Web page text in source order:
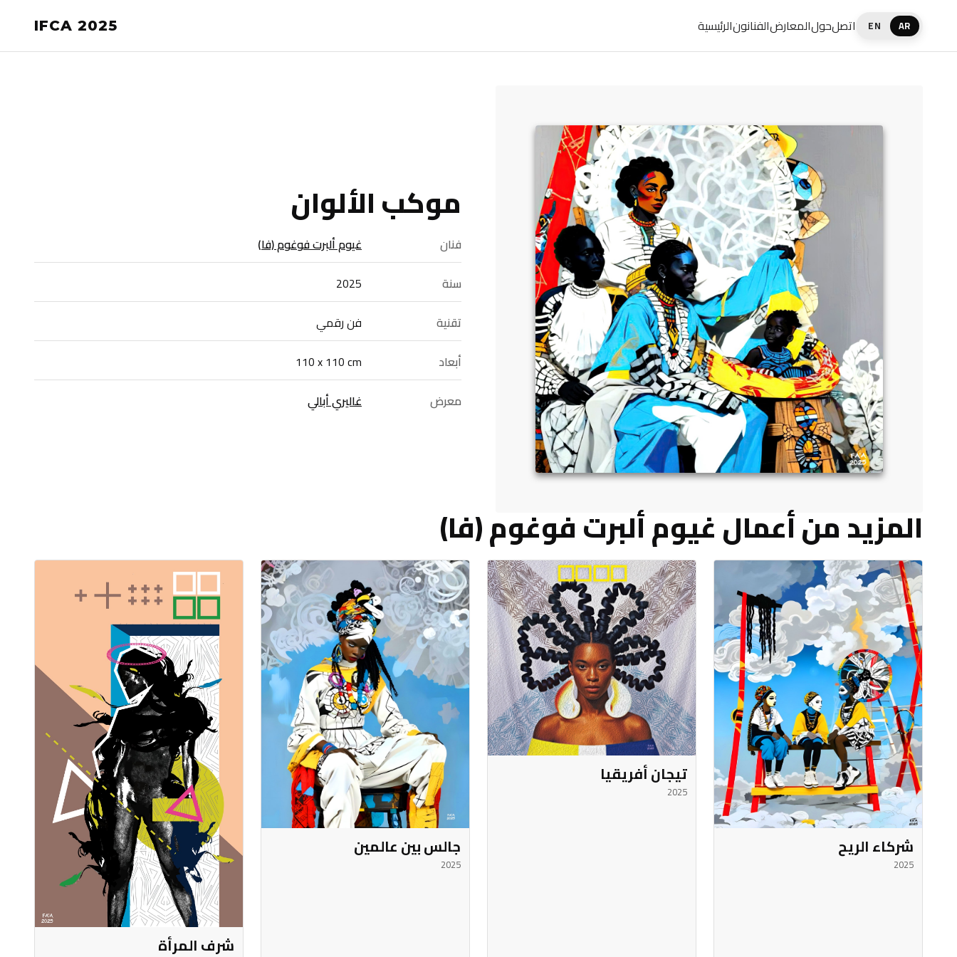
IFCA 2025 الرئيسيةالفنانونالمعارضحولاتصل EN AR
موكب الألوان
فنان
غيوم ألبرت فوغوم (فا)
سنة
2025
تقنية
فن رقمي
أبعاد
110 x 110 cm
معرض
غاليري أبالي
المزيد من أعمال غيوم ألبرت فوغوم (فا)
شركاء الريح
2025
تيجان أفريقيا
2025
جالس بين عالمين
2025
شرف المرأة